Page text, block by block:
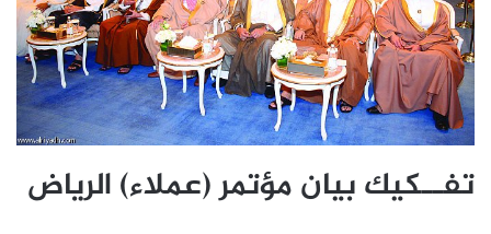
تفــكيك بيان مؤتمر (عملاء) الرياض